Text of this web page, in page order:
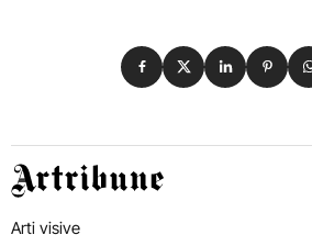
Condividi su Facebook
Condividi su X
Condividi su
Artribune
Arti visive